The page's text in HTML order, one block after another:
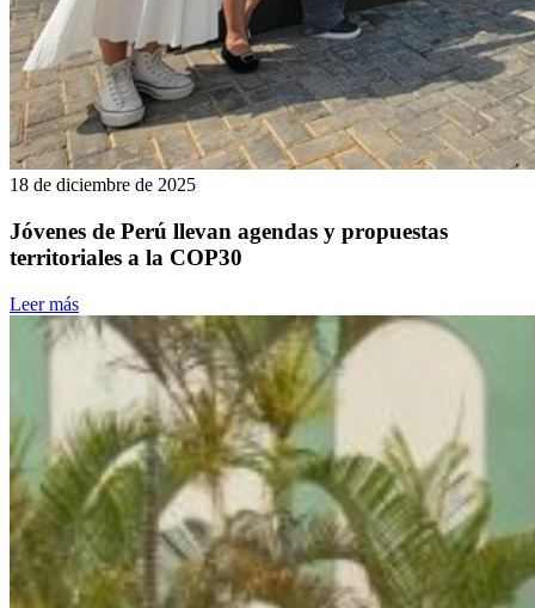
18 de diciembre de 2025
Jóvenes de Perú llevan agendas y propuestas
territoriales a la COP30
Leer más